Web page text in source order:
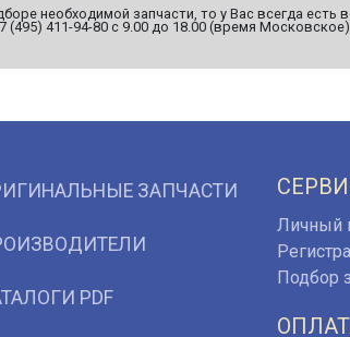
необходимой запчасти, то у Вас всегда
(495) 411-94-80 с 9.00 до 18.00 (время Московское)
ЗАПЧАСТИ
PDF
Личный
Подбор